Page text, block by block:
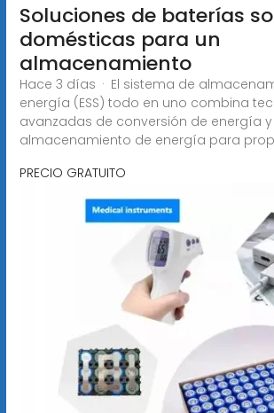
Soluciones de baterías
domésticas para un
almacenamiento
Hace 3 días · El sistema de
energía (ESS) todo en uno combina
avanzadas de conversión de energía y
almacenamiento de energía para
PRECIO GRATUITO